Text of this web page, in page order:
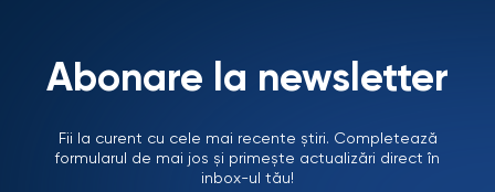
Abonare la newsletter
Fii la curent cu cele mai recente știri. Completează
formularul de mai jos și primește actualizări direct în
inbox-ul tău!